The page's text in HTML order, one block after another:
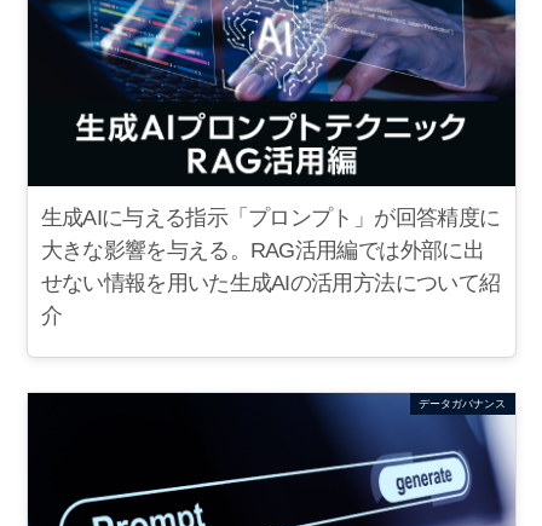
生成AIに与える指示「プロンプト」が回答精度に
大きな影響を与える。RAG活用編では外部に出
せない情報を用いた生成AIの活用方法について紹
介
データガバナンス